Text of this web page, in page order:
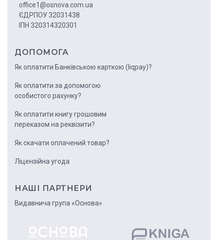
office1@osnova.com.ua
ЄДРПОУ 32031438
ІПН 320314320301
ДОПОМОГА
Як оплатити Банківською карткою (liqpay)?
Як оплатити за допомогою
особистого рахунку?
Як оплатити книгу грошовим
переказом на реквізити?
Як скачати оплачений товар?
Ліцензійна угода
НАШІ ПАРТНЕРИ
Видавнича група «Основа»